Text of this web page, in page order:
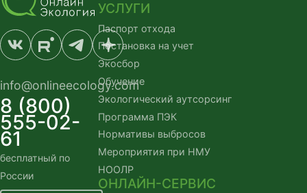
info@onlineecology.com
8 (800)
555-02-
61
бесплатный по
России
УСЛУГИ
Паспорт отхода
Постановка на учет
Экосбор
Обучение
Экологический аутсорсинг
Программа ПЭК
Нормативы выбросов
Мероприятия при НМУ
НООЛР
ОНЛАЙН-СЕРВИС